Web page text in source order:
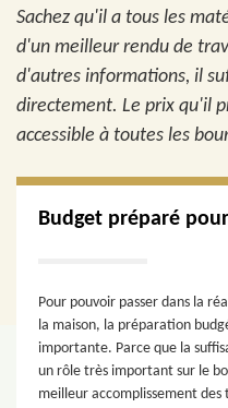
Sachez qu'il a tous les
d'un meilleur rendu de
d'autres informations, il
directement. Le prix qu'il
accessible à toutes les
Budget préparé
Pour pouvoir passer dans la
la maison, la préparation
importante. Parce que la
un rôle très important sur le
meilleur accomplissement des